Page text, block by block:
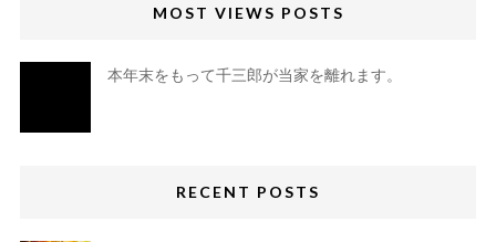
MOST VIEWS POSTS
本年末をもって千三郎が当家を離れます。
RECENT POSTS